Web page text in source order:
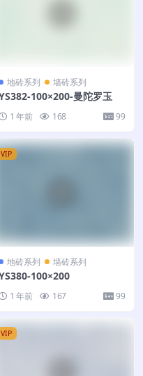
地砖系列 墙砖系列
100×200-曼陀罗玉
1 年前 168 99
VIP
地砖系列 墙砖系列
100×200
1 年前 167 99
VIP